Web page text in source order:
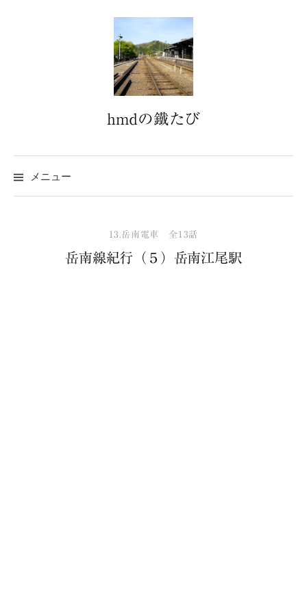
ッ
プ
hmdの鐵たび
メニュー
13.岳南電車 全13話
岳南線紀行（５）岳南江尾駅